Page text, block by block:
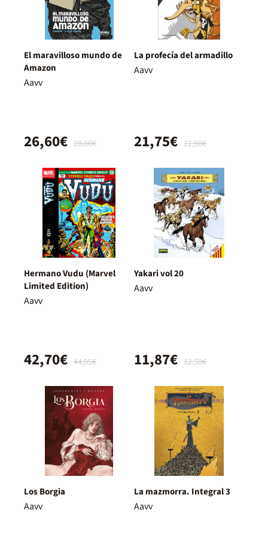
El maravilloso mundo de
Amazon
Aavv
28,00€
26,60€
La profecía del armadillo
Aavv
22,90€
21,75€
Hermano Vudu (Marvel
Limited Edition)
Aavv
44,95€
42,70€
Yakari vol 20
Aavv
12,50€
11,87€
Los Borgia
Aavv
La mazmorra. Integral 3
Aavv